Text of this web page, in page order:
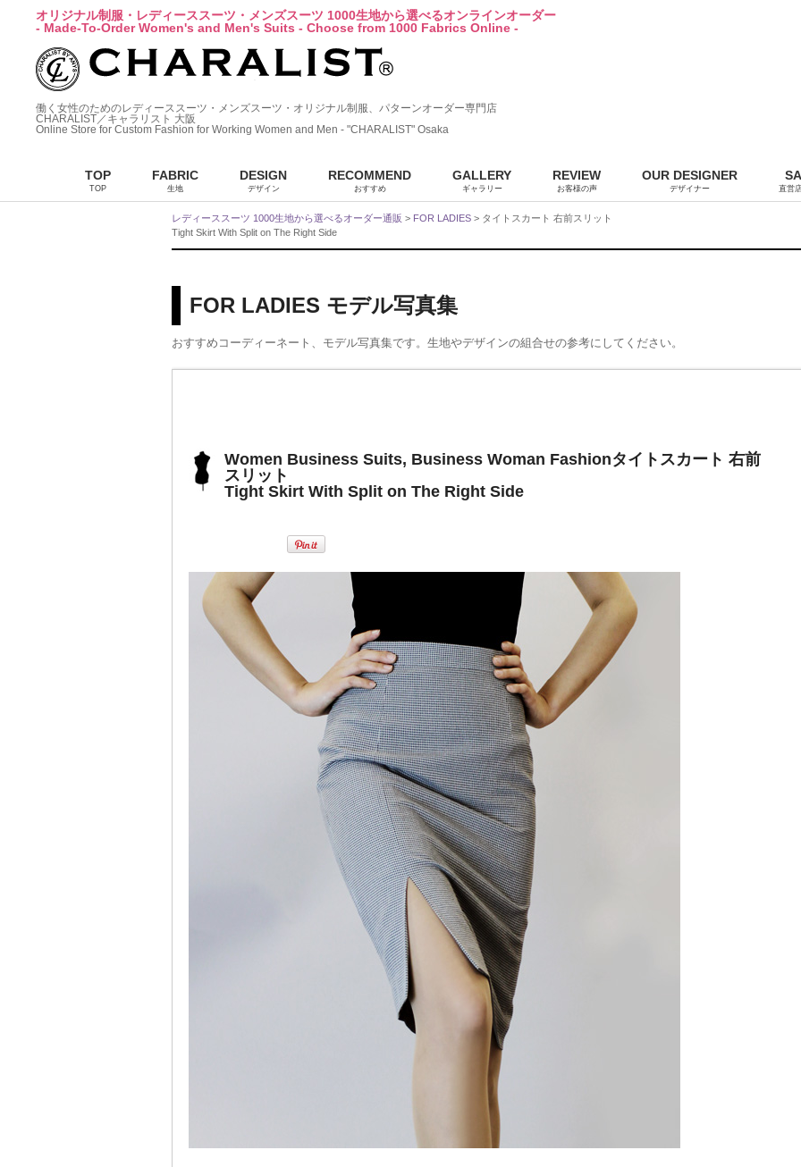
オリジナル制服・レディーススーツ・メンズスーツ 1000生地から選べるオンラインオーダー
- Made-To-Order Women's and Men's Suits - Choose from 1000 Fabrics Online -
働く女性のためのレディーススーツ・メンズスーツ・オリジナル制服、パターンオーダー専門店
CHARALIST／キャラリスト 大阪
Online Store for Custom Fashion for Working Women and Men - "CHARALIST" Osaka
TOP
TOP
FABRIC
生地
DESIGN
デザイン
RECOMMEND
おすすめ
GALLERY
ギャラリー
REVIEW
お客様の声
OUR DESIGNER
デザイナー 直営
レディーススーツ 1000生地から選べるオーダー通販 > FOR LADIES > タイトスカート 右前スリット
Tight Skirt With Split on The Right Side
FOR LADIES モデル写真集
おすすめコーディーネート、モデル写真集です。生地やデザインの組合せの参考にしてください。
Women Business Suits, Business Woman Fashionタイトスカート 右前
スリット
Tight Skirt With Split on The Right Side